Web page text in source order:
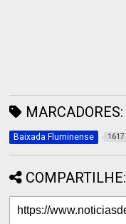
MARCADORES:
Baixada Fluminense 1617
COMPARTILHE: